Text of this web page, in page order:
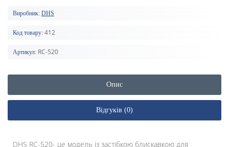
Виробник: DHS
Код товару: 412
Артикул: RC-520
Опис
Відгуків (0)
DHS RC-520- це модель із застібкою блискавкою для